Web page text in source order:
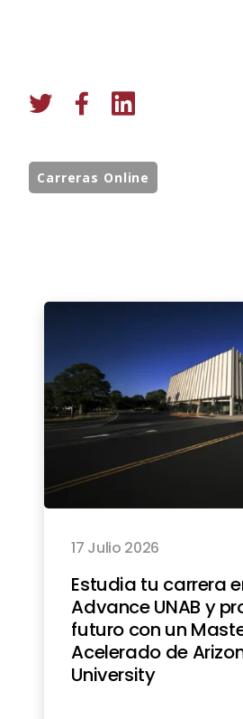
Carreras Online
17 Julio 2026
Estudia tu carrera
Advance UNAB y
futuro con un
Acelerado de
University